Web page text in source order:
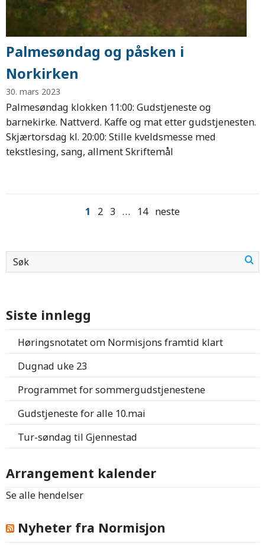
Palmesøndag og påsken i
Norkirken
30. mars 2023
Palmesøndag klokken 11:00: Gudstjeneste og
barnekirke. Nattverd. Kaffe og mat etter gudstjenesten.
Skjærtorsdag kl. 20:00: Stille kveldsmesse med
tekstlesing, sang, allment Skriftemål
1 2 3 … 14 neste
Siste innlegg
Høringsnotatet om Normisjons framtid klart
Dugnad uke 23
Programmet for sommergudstjenestene
Gudstjeneste for alle 10.mai
Tur-søndag til Gjennestad
Arrangement kalender
Se alle hendelser
Nyheter fra Normisjon